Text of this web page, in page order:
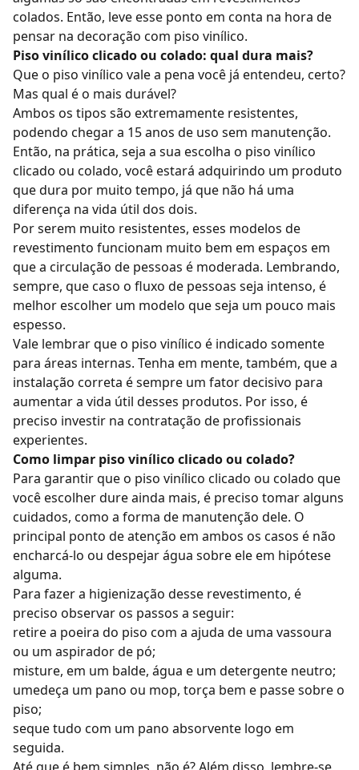
colados. Então, leve esse ponto em conta na hora de
pensar na decoração com piso vinílico.
Piso vinílico clicado ou colado: qual dura mais?
Que o piso vinílico vale a pena você já entendeu, certo?
Mas qual é o mais durável?
Ambos os tipos são extremamente resistentes,
podendo chegar a 15 anos de uso sem manutenção.
Então, na prática, seja a sua escolha o piso vinílico
clicado ou colado, você estará adquirindo um produto
que dura por muito tempo, já que não há uma
diferença na vida útil dos dois.
Por serem muito resistentes, esses modelos de
revestimento funcionam muito bem em espaços em
que a circulação de pessoas é moderada. Lembrando,
sempre, que caso o fluxo de pessoas seja intenso, é
melhor escolher um modelo que seja um pouco mais
espesso.
Vale lembrar que o piso vinílico é indicado somente
para áreas internas. Tenha em mente, também, que a
instalação correta é sempre um fator decisivo para
aumentar a vida útil desses produtos. Por isso, é
preciso investir na contratação de profissionais
experientes.
Como limpar piso vinílico clicado ou colado?
Para garantir que o piso vinílico clicado ou colado que
você escolher dure ainda mais, é preciso tomar alguns
cuidados, como a forma de manutenção dele. O
principal ponto de atenção em ambos os casos é não
encharcá-lo ou despejar água sobre ele em hipótese
alguma.
Para fazer a higienização desse revestimento, é
preciso observar os passos a seguir:
retire a poeira do piso com a ajuda de uma vassoura
ou um aspirador de pó;
misture, em um balde, água e um detergente neutro;
umedeça um pano ou mop, torça bem e passe sobre o
piso;
seque tudo com um pano absorvente logo em
seguida.